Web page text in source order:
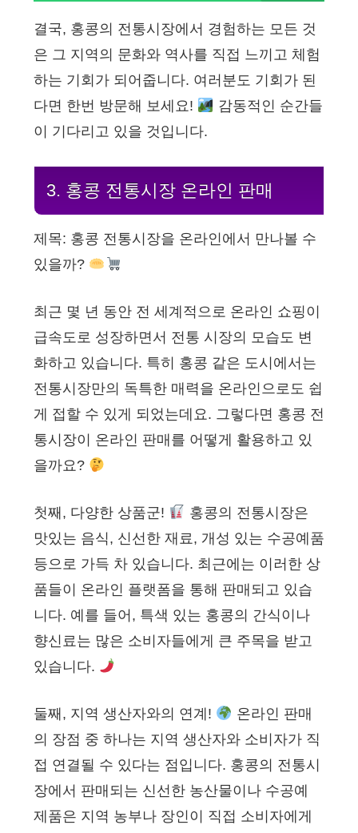
결국, 홍콩의 전통시장에서 경험하는 모든 것
은 그 지역의 문화와 역사를 직접 느끼고 체험
하는 기회가 되어줍니다. 여러분도 기회가 된
다면 한번 방문해 보세요!
감동적인 순간들
이 기다리고 있을 것입니다.
3. 홍콩 전통시장 온라인 판매
제목: 홍콩 전통시장을 온라인에서 만나볼 수
있을까?
최근 몇 년 동안 전 세계적으로 온라인 쇼핑이
급속도로 성장하면서 전통 시장의 모습도 변
화하고 있습니다. 특히 홍콩 같은 도시에서는
전통시장만의 독특한 매력을 온라인으로도 쉽
게 접할 수 있게 되었는데요. 그렇다면 홍콩 전
통시장이 온라인 판매를 어떻게 활용하고 있
을까요?
첫째, 다양한 상품군!
홍콩의 전통시장은
맛있는 음식, 신선한 재료, 개성 있는 수공예품
등으로 가득 차 있습니다. 최근에는 이러한 상
품들이 온라인 플랫폼을 통해 판매되고 있습
니다. 예를 들어, 특색 있는 홍콩의 간식이나
향신료는 많은 소비자들에게 큰 주목을 받고
있습니다.
둘째, 지역 생산자와의 연계!
온라인 판매
의 장점 중 하나는 지역 생산자와 소비자가 직
접 연결될 수 있다는 점입니다. 홍콩의 전통시
장에서 판매되는 신선한 농산물이나 수공예
제품은 지역 농부나 장인이 직접 소비자에게